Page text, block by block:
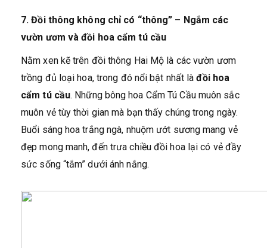
7. Đồi thông không chỉ có “thông” – Ngắm các
vườn ươm và đồi hoa cẩm tú cầu
Nằm xen kẽ trên đồi thông Hai Mộ là các vườn ươm
trồng đủ loại hoa, trong đó nổi bật nhất là đồi hoa
cẩm tú cầu. Những bông hoa Cẩm Tú Cầu muôn sắc
muôn vẻ tùy thời gian mà bạn thấy chúng trong ngày.
Buổi sáng hoa trắng ngà, nhuộm ướt sương mang vẻ
đẹp mong manh, đến trưa chiều đồi hoa lại có vẻ đầy
sức sống “tắm” dưới ánh nắng.